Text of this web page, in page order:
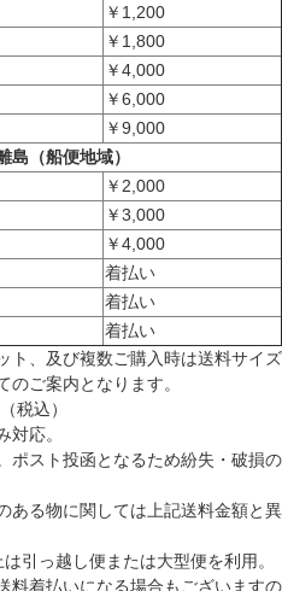
￥1,200
￥1,800
￥4,000
￥6,000
￥9,000
島（船便地域）
￥2,000
￥3,000
￥4,000
着払い
着払い
着払い
ト、及び複数ご購入時は送料サイズ
ご案内となります。
税込）
応。
ポスト投函となるため紛失・破損の
ある物に関しては上記送料金額と異
引っ越し便または大型便を利用。
料着払いになる場合もございますの